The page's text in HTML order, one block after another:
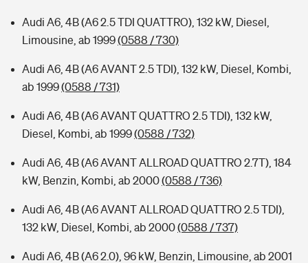
Audi A6, 4B (A6 2.5 TDI QUATTRO), 132 kW, Diesel,
Limousine, ab 1999(0588 / 730)
Audi A6, 4B (A6 AVANT 2.5 TDI), 132 kW, Diesel, Kombi,
ab 1999(0588 / 731)
Audi A6, 4B (A6 AVANT QUATTRO 2.5 TDI), 132 kW,
Diesel, Kombi, ab 1999(0588 / 732)
Audi A6, 4B (A6 AVANT ALLROAD QUATTRO 2.7T), 184
kW, Benzin, Kombi, ab 2000(0588 / 736)
Audi A6, 4B (A6 AVANT ALLROAD QUATTRO 2.5 TDI),
132 kW, Diesel, Kombi, ab 2000(0588 / 737)
Audi A6, 4B (A6 2.0), 96 kW, Benzin, Limousine, ab 2001